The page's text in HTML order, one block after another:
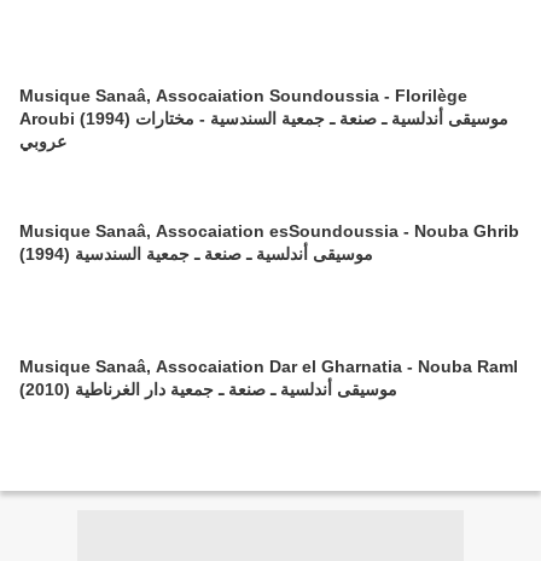
Musique Sanaâ, Assocaiation Soundoussia - Florilège
Aroubi (1994) موسيقى أندلسية ـ صنعة ـ جمعية السندسية - مختارات
عروبي
Musique Sanaâ, Assocaiation esSoundoussia - Nouba Ghrib
(1994) موسيقى أندلسية ـ صنعة ـ جمعية السندسية
Musique Sanaâ, Assocaiation Dar el Gharnatia - Nouba Raml
(2010) موسيقى أندلسية ـ صنعة ـ جمعية دار الغرناطية